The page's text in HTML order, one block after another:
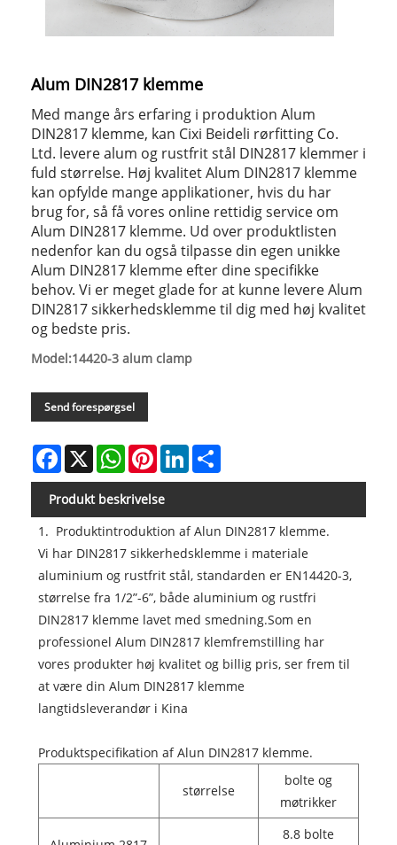
Alum DIN2817 klemme
Med mange års erfaring i produktion Alum
DIN2817 klemme, kan Cixi Beideli rørfitting Co.
Ltd. levere alum og rustfrit stål DIN2817 klemmer i
fuld størrelse. Høj kvalitet Alum DIN2817 klemme
kan opfylde mange applikationer, hvis du har
brug for, så få vores online rettidig service om
Alum DIN2817 klemme. Ud over produktlisten
nedenfor kan du også tilpasse din egen unikke
Alum DIN2817 klemme efter dine specifikke
behov. Vi er meget glade for at kunne levere Alum
DIN2817 sikkerhedsklemme til dig med høj kvalitet
og bedste pris.
Model:14420-3 alum clamp
Send forespørgsel
Facebook
X WhatsAppPinterestLinkedIn
Produkt beskrivelse
1. Produktintroduktion af Alun DIN2817 klemme.
Vi har DIN2817 sikkerhedsklemme i materiale
aluminium og rustfrit stål, standarden er EN14420-3,
størrelse fra 1/2”-6”, både aluminium og rustfri
DIN2817 klemme lavet med smedning.Som en
professionel Alum DIN2817 klemfremstilling har
vores produkter høj kvalitet og billig pris, ser frem til
at være din Alum DIN2817 klemme
langtidsleverandør i Kina
Produktspecifikation af Alun DIN2817 klemme.
størrelse
bolte og
møtrikker
8.8 bolte